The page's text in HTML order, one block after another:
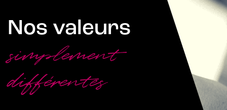
Nos valeurs
simplement
différentes